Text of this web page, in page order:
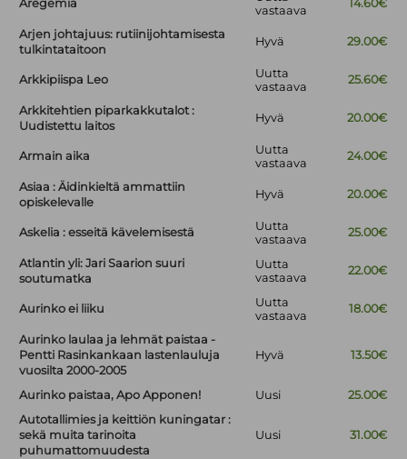
Aregemia
vastaava
14.60€
Arjen johtajuus: rutiinijohtamisesta
tulkintataitoon
Hyvä 29.00€
Arkkipiispa Leo
Uutta
vastaava
25.60€
Arkkitehtien piparkakkutalot :
Uudistettu laitos
Hyvä 20.00€
Armain aika
Uutta
vastaava
24.00€
Asiaa : Äidinkieltä ammattiin
opiskelevalle
Hyvä 20.00€
Askelia : esseitä kävelemisestä
Uutta
vastaava
25.00€
Atlantin yli: Jari Saarion suuri
soutumatka
Uutta
vastaava
22.00€
Aurinko ei liiku
Uutta
vastaava
18.00€
Aurinko laulaa ja lehmät paistaa -
Pentti Rasinkankaan lastenlauluja
vuosilta 2000-2005
Hyvä 13.50€
Aurinko paistaa, Apo Apponen! Uusi
25.00€
Autotallimies ja keittiön kuningatar :
sekä muita tarinoita
puhumattomuudesta
Uusi 31.00€